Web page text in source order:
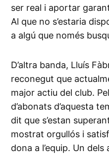
ser real i aportar
Al que no s’estaria
a algú que només
D’altra banda, Lluís
reconegut que
major actiu del club.
d’abonats d’aquesta
dit que s’estan
mostrat orgullós i
dona a l’equip. Un